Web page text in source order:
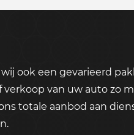
ook een gevarieerd
verkoop van uw auto zo
totale aanbod aan